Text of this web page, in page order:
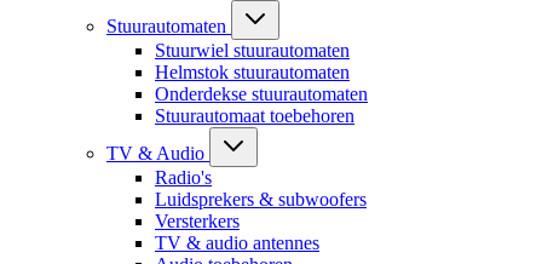
Stuurautomaten
Stuurwiel stuurautomaten
Helmstok stuurautomaten
Onderdekse stuurautomaten
Stuurautomaat toebehoren
TV & Audio
Radio's
Luidsprekers & subwoofers
Versterkers
TV & audio antennes